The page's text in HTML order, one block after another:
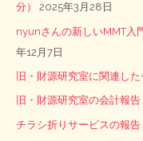
分）
2025年3月28日
nyunさんの新しいMMT入
年12月7日
旧・財源研究室に関連し
旧・財源研究室の会計報告
チラシ折りサービスの報告